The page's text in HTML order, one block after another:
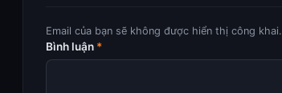
Email của bạn sẽ không được hiển thị công khai.
Bình luận *